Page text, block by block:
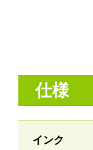
仕様
インク